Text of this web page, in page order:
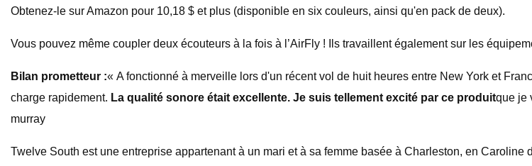
Obtenez-le sur Amazon pour 10,18 $ et plus (disponible en six couleurs, ainsi qu'en pack de deux).
Vous pouvez même coupler deux écouteurs à la fois à l’AirFly ! Ils travaillent également sur les
Bilan prometteur :« A fonctionné à merveille lors d'un récent vol de huit heures entre New York et
charge rapidement. La qualité sonore était excellente. Je suis tellement excité par ce produitque je
murray
Twelve South est une entreprise appartenant à un mari et à sa femme basée à Charleston, en